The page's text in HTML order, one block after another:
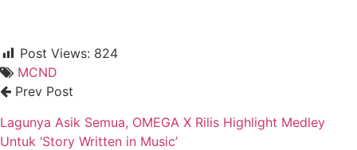
Post Views: 824
MCND
Prev Post
Lagunya Asik Semua, OMEGA X Rilis Highlight Medley
Untuk ‘Story Written in Music’